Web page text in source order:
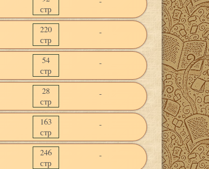
стр
220
стр
-
54
стр
-
28
стр
-
163
стр
-
246
стр
-